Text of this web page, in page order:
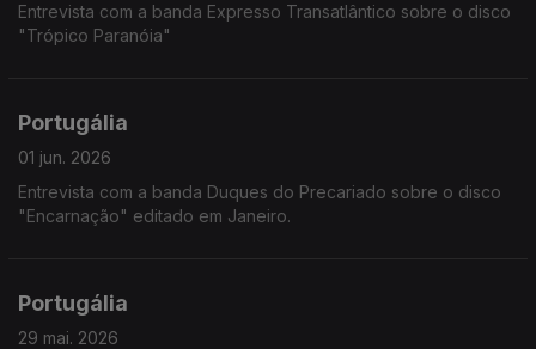
Entrevista com a banda Expresso Transatlântico sobre o disco
"Trópico Paranóia"
Portugália
01 jun. 2026
Entrevista com a banda Duques do Precariado sobre o disco
"Encarnação" editado em Janeiro.
Portugália
29 mai. 2026